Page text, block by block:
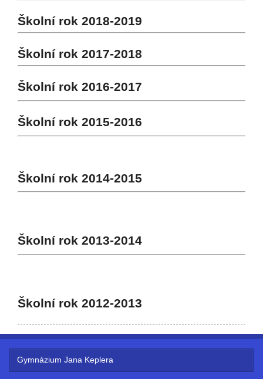
Školní rok 2018-2019
Školní rok 2017-2018
Školní rok 2016-2017
Školní rok 2015-2016
Školní rok 2014-2015
Školní rok 2013-2014
Školní rok 2012-2013
Gymnázium Jana Keplera